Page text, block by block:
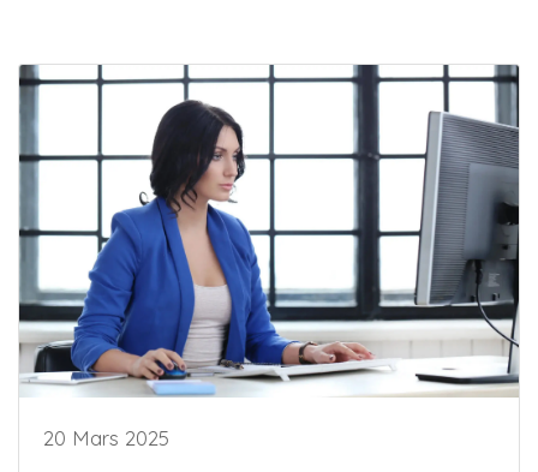
20 Mars 2025